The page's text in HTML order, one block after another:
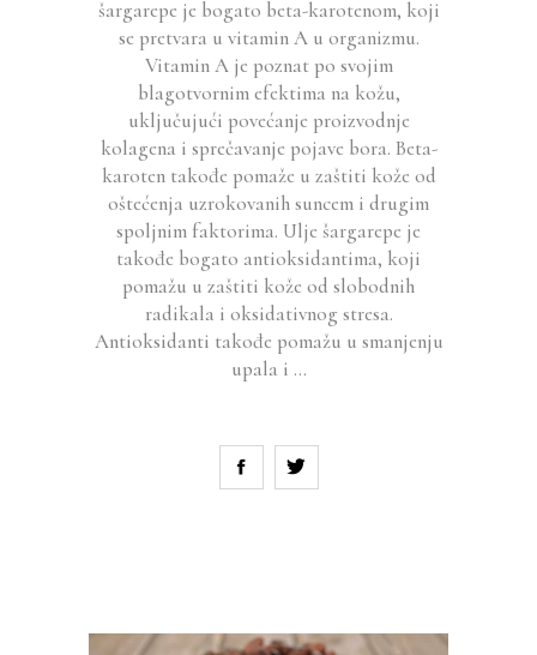
šargarepe je bogato beta-karotenom, koji
se pretvara u vitamin A u organizmu.
Vitamin A je poznat po svojim
blagotvornim efektima na kožu,
uključujući povećanje proizvodnje
kolagena i sprečavanje pojave bora. Beta-
karoten takođe pomaže u zaštiti kože od
oštećenja uzrokovanih suncem i drugim
spoljnim faktorima. Ulje šargarepe je
takođe bogato antioksidantima, koji
pomažu u zaštiti kože od slobodnih
radikala i oksidativnog stresa.
Antioksidanti takođe pomažu u smanjenju
upala i